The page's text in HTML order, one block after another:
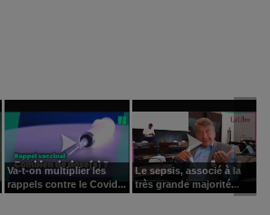
Va-t-on multiplier les
rappels contre le Covid...
Le sepsis, associé à la
très grande majorité...